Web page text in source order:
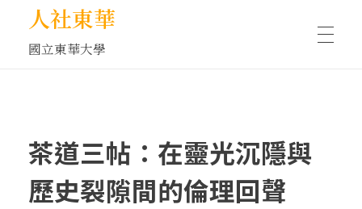
人社東華
國立東華大學
藝文空間
茶道三帖：在靈光沉隱與
歷史裂隙間的倫理回聲